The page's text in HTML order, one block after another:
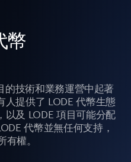
幣
的技術和業務運營中起著
提供了 LODE 代幣生態
及 LODE 項目可能分配
代幣並無任何支持，
權。